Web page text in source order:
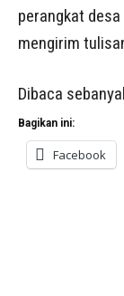
perangkat
mengirim
Dibaca
Bagikan ini:
Facebook